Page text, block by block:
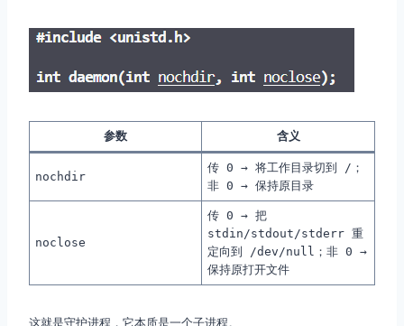
参数 含义
nochdir
传 0 → 将工作目录切到 / ；
非 0 → 保持原目录
noclose
传 0 → 把
stdin/stdout/stderr 重
定向到
/dev/null ；非 0 →
保持原打开文件
这就是守护进程，它本质是一个子进程。